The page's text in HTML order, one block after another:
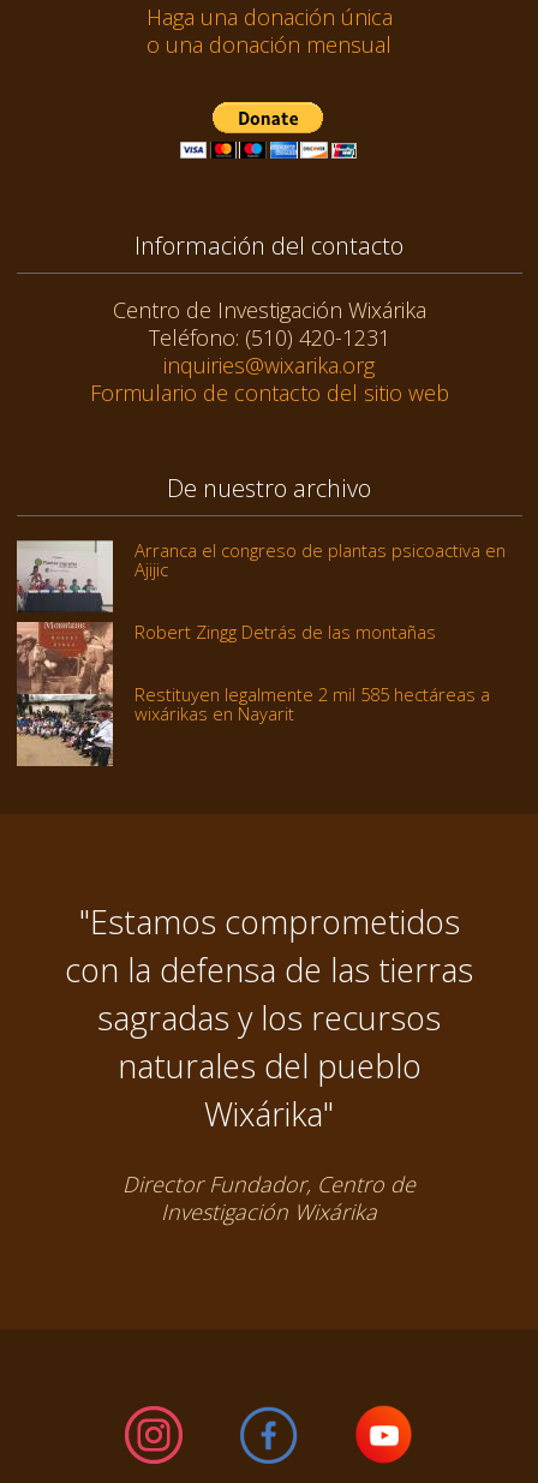
Haga una donación única
o una donación mensual
Información del contacto
Centro de Investigación Wixárika
Teléfono: (510) 420-1231
inquiries@wixarika.org
Formulario de contacto del sitio web
De nuestro archivo
Arranca el congreso de plantas psicoactiva en
Ajijic
Robert Zingg Detrás de las montañas
Restituyen legalmente 2 mil 585 hectáreas a
wixárikas en Nayarit
"Estamos comprometidos
con la defensa de las tierras
sagradas y los recursos
naturales del pueblo
Wixárika"
Director Fundador, Centro de
Investigación Wixárika